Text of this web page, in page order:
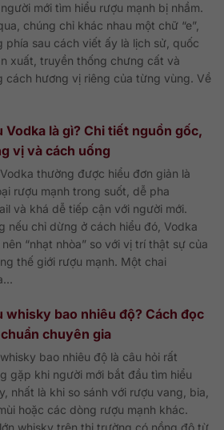
mới tìm hiểu rượu mạnh bị nhầm.
chúng chỉ khác nhau một chữ “e”,
phía sau cách viết ấy là lịch sử, quốc
xuất, truyền thống chưng cất và
cách hương vị riêng của từng vùng. Về
Vodka là gì? Chi tiết nguồn gốc,
vị và cách uống
thường được hiểu đơn giản là
rượu mạnh trong suốt, dễ pha
và khá dễ tiếp cận với người mới.
nếu chỉ dừng ở cách hiểu đó, Vodka
“nhạt nhòa” so với vị trí thật sự của
thế giới rượu mạnh. Một chai
whisky bao nhiêu độ? Cách đọc
chuyên gia
bao nhiêu độ là câu hỏi rất
gặp khi người mới bắt đầu tìm hiểu
nhất là khi so sánh với rượu vang, bia,
hoặc các dòng rượu mạnh khác.